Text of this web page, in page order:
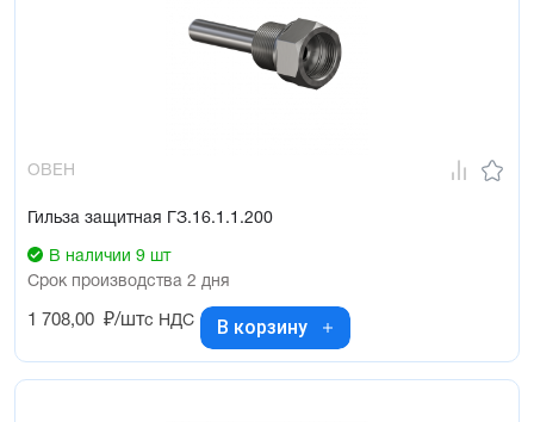
ОВЕН
Гильза защитная ГЗ.16.1.1.200
В наличии 9 шт
Срок производства 2 дня
1 708,00 ₽/штс НДС В корзину